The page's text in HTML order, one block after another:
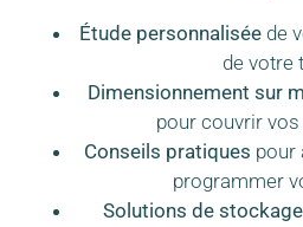
Étude personnalisée de
de votre
Dimensionnement sur
pour couvrir
Conseils pratiques pour
programmer
Solutions de